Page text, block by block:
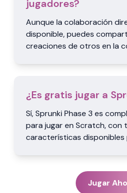
jugadores?
Aunque la colaboración
disponible, puedes
creaciones de otros en la
¿Es gratis jugar a
Sí, Sprunki Phase 3 es
para jugar en Scratch, con
características
Jugar